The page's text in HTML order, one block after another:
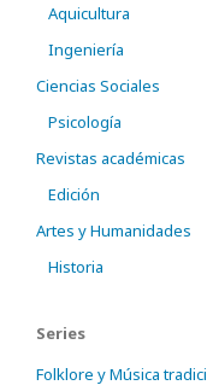
Aquicultura
Ingeniería
Ciencias Sociales
Psicología
Revistas académicas
Edición
Artes y Humanidades
Historia
Series
Folklore y Música